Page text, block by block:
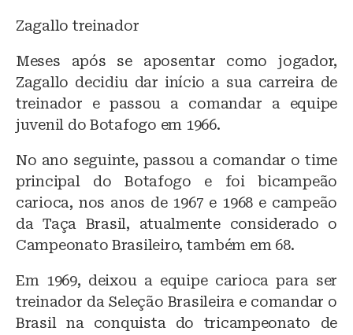
Zagallo treinador
Meses após se aposentar como jogador,
Zagallo decidiu dar início a sua carreira de
treinador e passou a comandar a equipe
juvenil do Botafogo em 1966.
No ano seguinte, passou a comandar o time
principal do Botafogo e foi bicampeão
carioca, nos anos de 1967 e 1968 e campeão
da Taça Brasil, atualmente considerado o
Campeonato Brasileiro, também em 68.
Em 1969, deixou a equipe carioca para ser
treinador da Seleção Brasileira e comandar o
Brasil na conquista do tricampeonato de